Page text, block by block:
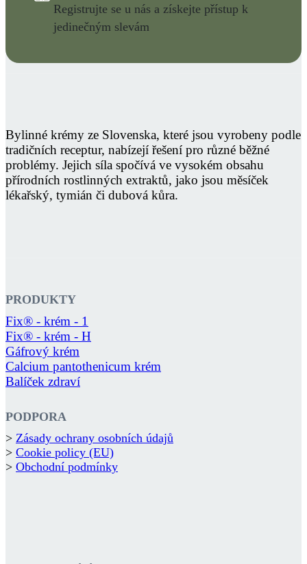
Registrujte se u nás a získejte přístup k
jedinečným slevám
Bylinné krémy ze Slovenska, které jsou vyrobeny podle
tradičních receptur, nabízejí řešení pro různé běžné
problémy. Jejich síla spočívá ve vysokém obsahu
přírodních rostlinných extraktů, jako jsou měsíček
lékařský, tymián či dubová kůra.
PRODUKTY
Fix® - krém - 1
Fix® - krém - H
Gáfrový krém
Calcium pantothenicum krém
Balíček zdraví
PODPORA
> Zásady ochrany osobních údajů
> Cookie policy (EU)
> Obchodní podmínky